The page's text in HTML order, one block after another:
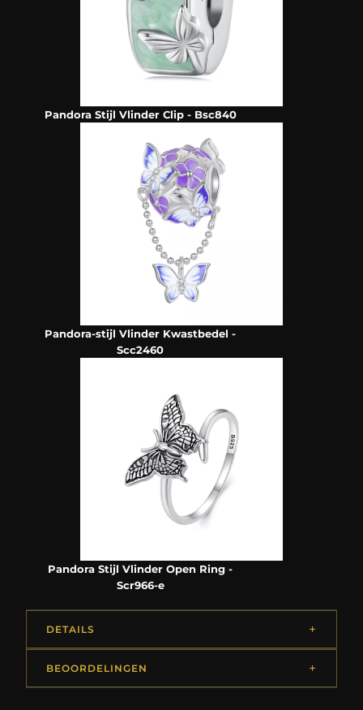
Pandora Stijl Vlinder Clip - Bsc840
Pandora-stijl Vlinder Kwastbedel -
Scc2460
Pandora Stijl Vlinder Open Ring -
Scr966-e
DETAILS
BEOORDELINGEN